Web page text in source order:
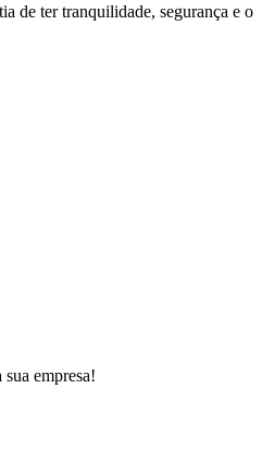
de ter tranquilidade, segurança e o
empresa!